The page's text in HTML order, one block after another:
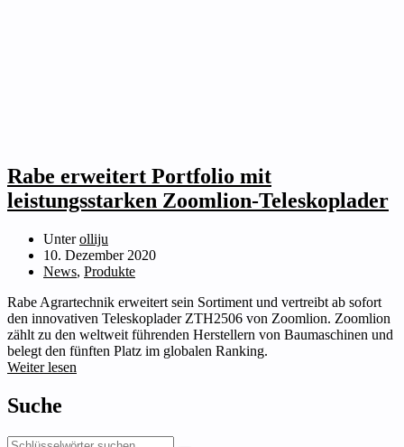
Rabe erweitert Portfolio mit
leistungsstarken Zoomlion-Teleskoplader
Unter olliju
10. Dezember 2020
News, Produkte
Rabe Agrartechnik erweitert sein Sortiment und vertreibt ab sofort
den innovativen Teleskoplader ZTH2506 von Zoomlion. Zoomlion
zählt zu den weltweit führenden Herstellern von Baumaschinen und
belegt den fünften Platz im globalen Ranking.
Weiter lesen
Suche